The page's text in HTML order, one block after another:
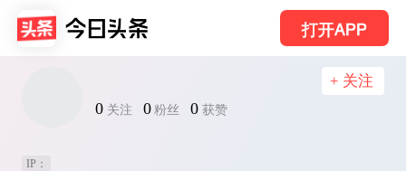
打开APP
0 关注 0 粉丝 0 获赞
+ 关注
IP：